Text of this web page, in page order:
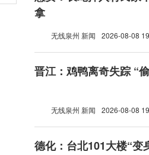
拿
无线泉州 新闻 2026-08-08
晋江：鸡鸭离奇失踪 “
无线泉州 新闻 2026-08-08
德化：台北101大楼“变